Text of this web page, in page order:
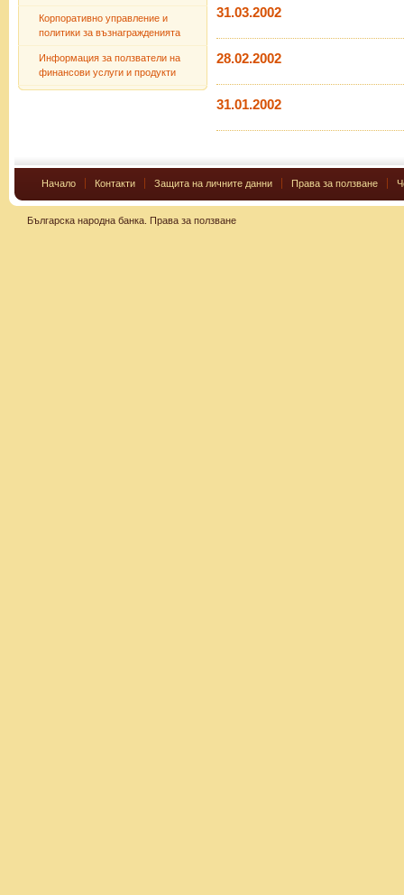
Корпоративно управление и
политики за възнагражденията
Информация за ползватели на
финансови услуги и продукти
31.03.2002
28.02.2002
31.01.2002
Начало Контакти Защита на личните данни Права за ползване
Българска народна банка. Права за ползване